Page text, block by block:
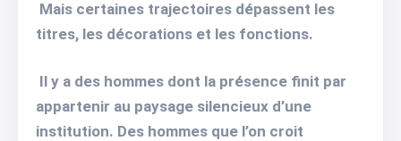
Mais certaines trajectoires dépassent les
titres, les décorations et les fonctions.
Il y a des hommes dont la présence finit par
appartenir au paysage silencieux d’une
institution. Des hommes que l’on croit